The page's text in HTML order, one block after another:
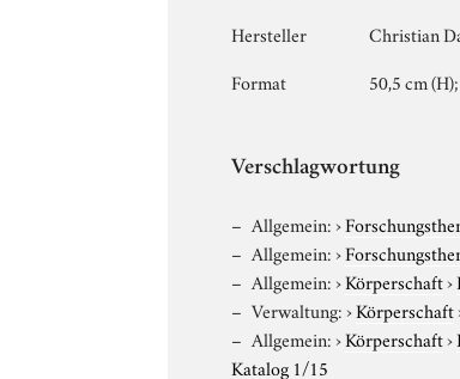
Hersteller
Christian
Format
50,5 cm
Verschlagwortung
Allgemein:›
Allgemein:›
Allgemein:›Körperschaft›
Verwaltung:›Körperschaft
Allgemein:›Körperschaft›
Katalog 1/15